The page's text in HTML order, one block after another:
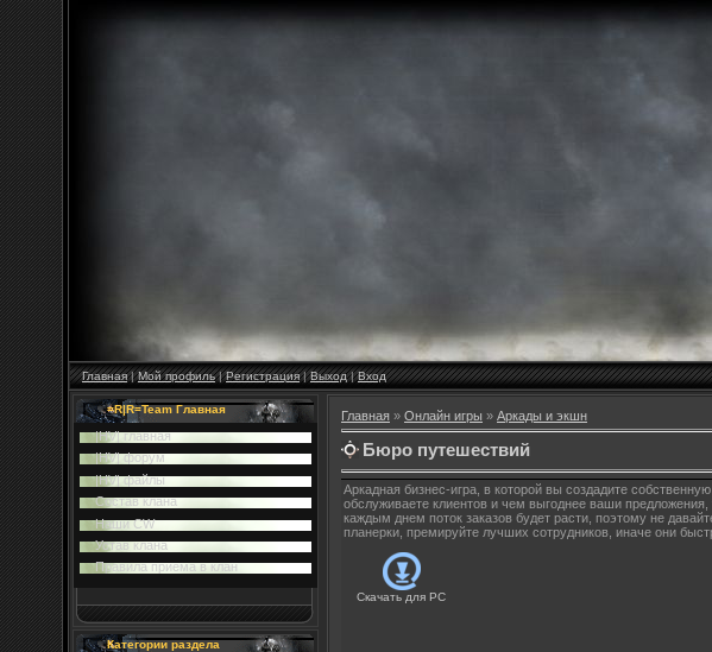
Главная|Мой профиль|Регистрация|Выход|Вход
=R|R=Team Главная
|HV| главная
|HV| форум
|HV| файлы
Cостав клана
Наши CW
Устав клана
Правила приема в клан
Категории раздела
Главная » Онлайн игры » Аркады и экшн
Бюро путешествий
Аркадная бизнес-игра, в которой вы создадите
обслуживаете клиентов и чем выгоднее ваши
каждым днем поток заказов будет расти, поэтому не
планерки, премируйте лучших сотрудников, иначе они
Скачать для PC